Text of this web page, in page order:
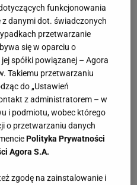
funkcjonowania
z danymi dot. świadczonych
przetwarzanie
się w oparciu o
spółki powiązanej – Agora
Takiemu przetwarzaniu
do „Ustawień
z administratorem – w
i podmiotu, wobec którego
o przetwarzaniu danych
Polityka Prywatności
Agora S.A.
zgodę na zainstalowanie i